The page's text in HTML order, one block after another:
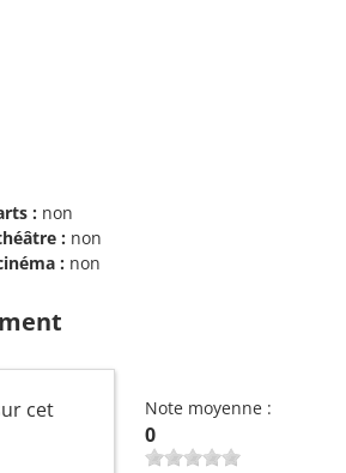
: non
: non
: non
cet
Note moyenne :
0